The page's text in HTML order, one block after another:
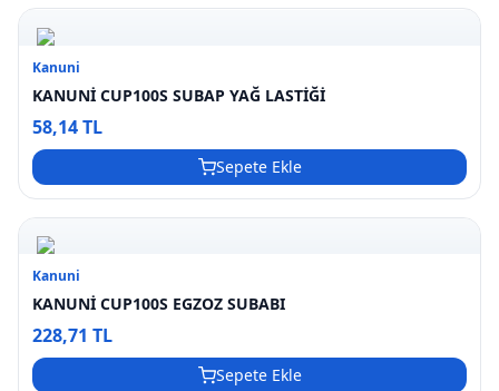
Kanuni
KANUNİ CUP100S SUBAP YAĞ LASTİĞİ
58,14 TL
Sepete Ekle
Kanuni
KANUNİ CUP100S EGZOZ SUBABI
228,71 TL
Sepete Ekle